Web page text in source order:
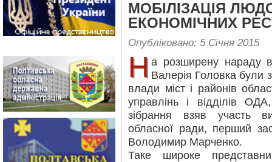
МОБІЛІЗАЦІЯ
ЕКОНОМІЧНИХ
Опубліковано: 5 Січня 2015
Н а розширену нараду в
Валерія Головка були
влади міст і районів
управлінь і відділів
зібрання взяв участь
обласної ради, перший
Володимир Марченко.
Таке широке